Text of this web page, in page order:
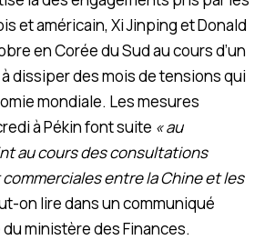
et américain, Xi Jinping et Donald
en Corée du Sud au cours d’un
dissiper des mois de tensions qui
mondiale. Les mesures
à Pékin font suite « au
au cours des consultations
entre la Chine et les
on lire dans un communiqué
ministère des Finances.